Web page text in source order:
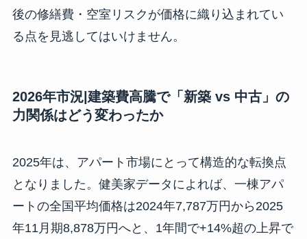
後の修繕費・空室リスクが価格に織り込まれてい
る点を見逃してはいけません。
2026年市況|建築費高騰で「新築 vs 中古」の
力関係はどう変わったか
2025年は、アパート市場にとって構造的な転換点
となりました。健美家データによれば、一棟アパ
ートの全国平均価格は2024年7,787万円から2025
年11月期8,878万円へと、1年間で+14%超の上昇で